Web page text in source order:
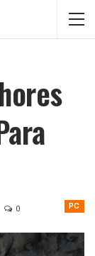
PC
0